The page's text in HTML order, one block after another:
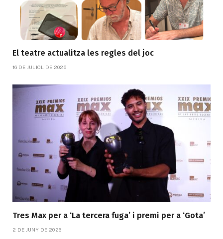
El teatre actualitza les regles del joc
16 DE JULIOL DE 2026
Tres Max per a ‘La tercera fuga’ i premi per a ‘Gota’
2 DE JUNY DE 2026